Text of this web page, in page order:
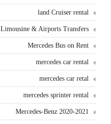
land Cruiser rental
Limousine & Airports Transfers
Mercedes Bus on Rent
mercedes car rental
mercedes car retal
mercedes sprinter rental
Mercedes-Benz 2020-2021